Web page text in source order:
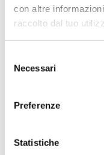
con altre
raccolto dal tuo
delNecessari
Preferenze
Statistiche